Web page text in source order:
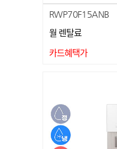
RWP70F15ANB
월 렌탈료
카드혜택가